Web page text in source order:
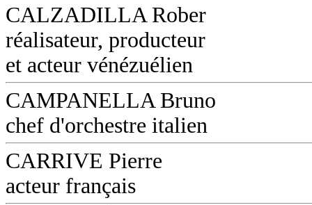
CALZADILLA Rober
réalisateur, producteur
et acteur vénézuélien
CAMPANELLA Bruno
chef d'orchestre italien
CARRIVE Pierre
acteur français